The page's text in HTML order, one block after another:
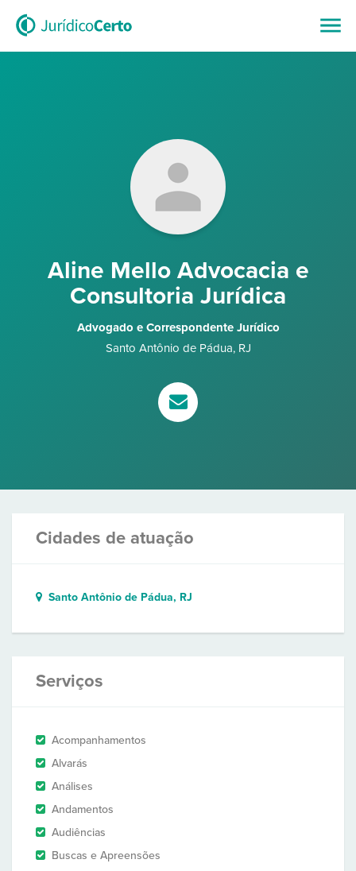
Aline Mello Advocacia e
Consultoria Jurídica
Advogado e Correspondente Jurídico
Santo Antônio de Pádua, RJ
Cidades de atuação
Santo Antônio de Pádua, RJ
Serviços
Acompanhamentos
Alvarás
Análises
Andamentos
Audiências
Buscas e Apreensões